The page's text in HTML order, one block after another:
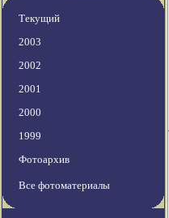
Текущий
2003
2002
2001
2000
1999
Фотоархив
Все фотоматериалы